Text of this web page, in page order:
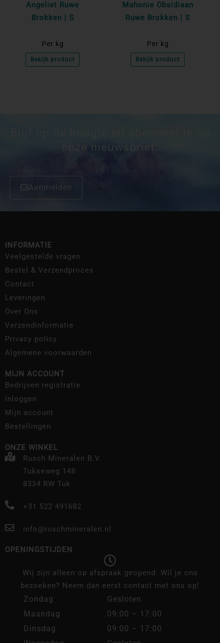
Angeliet Ruwe
Brokken | S
Per kg
Bekijk product
Mahonie Obsidiaan
Ruwe Brokken | S
Per kg
Bekijk product
onze nieuwsbrief:
Aanmelden
INFORMATIE
Veelgestelde vragen
Bestel & Verzendproces
Contact
Leveringen
Over Ons
Verzendinformatie
Privacy policy
Algemene voorwaarden
MIJN ACCOUNT
Bedrijven registratie
Inloggen
Mijn account
Bestellingen
ONZE WINKEL
Rusch Mineralen B.V.
Tukseweg 148
8334 RW Tuk
+31 522 491682
info@ruschmineralen.nl
OPENINGSTIJDEN
Wij zijn alleen op afspraak geopend. Wil je ons
bezoeken? Neem dan eerst contact met ons op!
Zondag
Gesloten
Maandag
09:00 – 17:00
Dinsdag
09:00 – 17:00